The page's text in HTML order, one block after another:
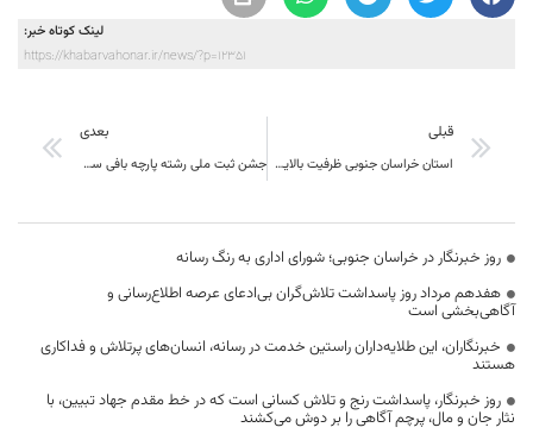
لینک کوتاه خبر:
https://khabarvahonar.ir/news/?p=12351
قبلی
استان خراسان جنوبی ظرفیت بالایی در جهت توسعه صنعتی و معدنی دارد
بعدی
جشن ثبت ملی رشته پارچه بافی سنتی (حوله بافی) در روستای خراشاد برگزار می شود
روز خبرنگار در خراسان جنوبی؛ شورای اداری به رنگ رسانه
هفدهم مرداد روز پاسداشت تلاش‌گران بی‌ادعای عرصه اطلاع‌رسانی و
آگاهی‌بخشی است
خبرنگاران، این طلایه‌داران راستین خدمت در رسانه، انسان‌های پرتلاش و فداکاری
هستند
روز خبرنگار، پاسداشت رنج و تلاش کسانی است که در خط مقدم جهاد تبیین، با
نثار جان و مال، پرچم آگاهی را بر دوش می‌کشند